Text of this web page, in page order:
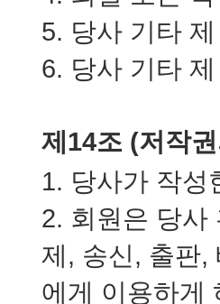
5. 당사 기타
6. 당사 기타
제14조 (저작
1. 당사가 작성
2. 회원은 당사
제, 송신, 출판,
에게 이용하게